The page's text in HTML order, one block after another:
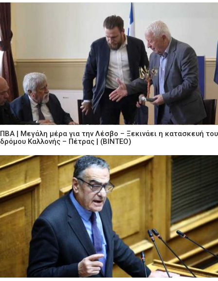
ΠΒΑ | Μεγάλη μέρα για την Λέσβο – Ξεκινάει η κατασκευή του
δρόμου Καλλονής – Πέτρας | (ΒΙΝΤΕΟ)